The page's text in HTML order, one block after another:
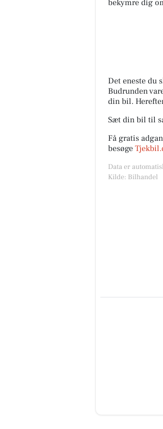
bekymre dig
Det eneste du
Budrunden
din bil.
Sæt din bil til
Få gratis
besøge
Data er
Kilde: Bilhandel